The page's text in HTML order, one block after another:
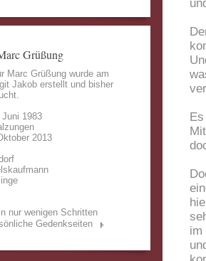
im
Grüßung
Marc Grüßung wurde am
Jakob erstellt und bisher
1983
2013
nur wenigen Schritten
Gedenkseiten